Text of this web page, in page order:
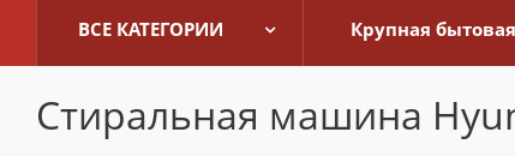
ВСЕ КАТЕГОРИИ Крупная
Стиральная машина